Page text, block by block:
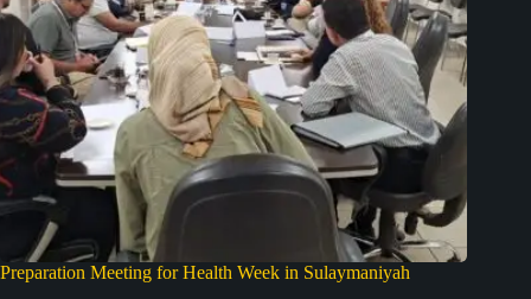
Preparation Meeting for Health Week in Sulaymaniyah